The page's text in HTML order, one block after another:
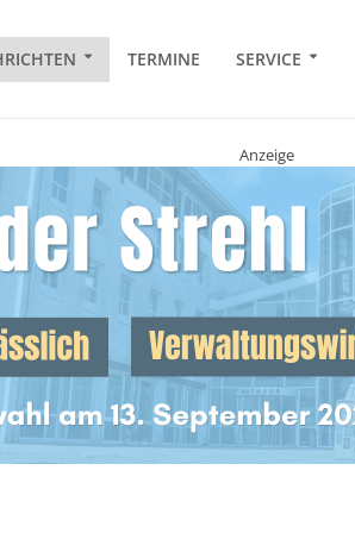
TERMINE SERVICE
Anzeige